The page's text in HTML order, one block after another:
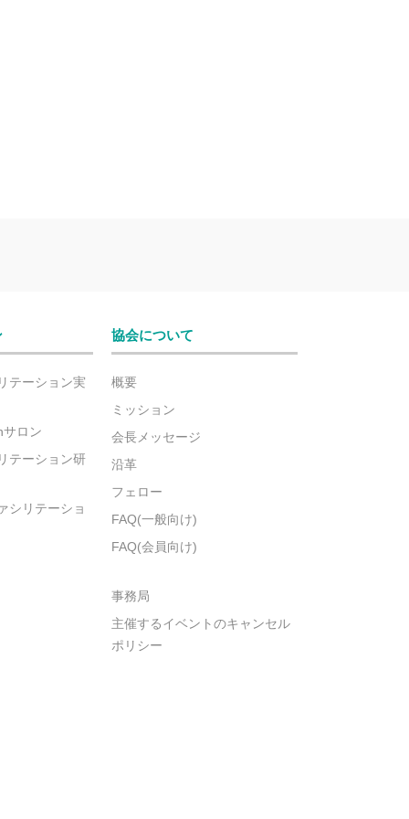
テーション実
ロン
テーション研
シリテーショ
協会について
概要
ミッション
会長メッセージ
沿革
フェロー
FAQ(一般向け)
FAQ(会員向け)
事務局
主催するイベントのキャンセル
ポリシー